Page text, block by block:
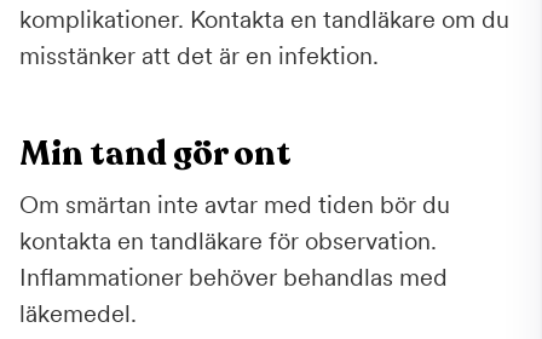
komplikationer. Kontakta en tandläkare om du
misstänker att det är en infektion.
Min tand gör ont
Om smärtan inte avtar med tiden bör du
kontakta en tandläkare för observation.
Inflammationer behöver behandlas med
läkemedel.